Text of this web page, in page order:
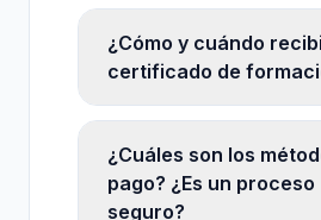
¿Cómo y cuándo
certificado de
¿Cuáles son los
pago? ¿Es un proceso
seguro?